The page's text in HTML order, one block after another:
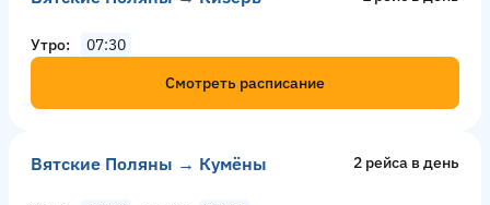
Утро
07:30
Смотреть расписание
Вятские Поляны → Кумёны 2 рейсa в день